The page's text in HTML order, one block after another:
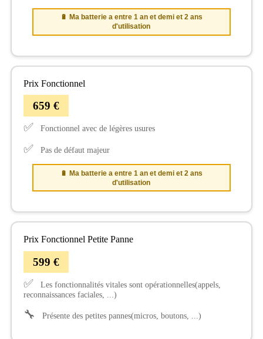
🔋 Ma batterie a entre 1 an et demi et 2 ans
d'utilisation
Prix Fonctionnel
659 €
✅ Fonctionnel avec de légères usures
✅ Pas de défaut majeur
🔋 Ma batterie a entre 1 an et demi et 2 ans
d'utilisation
Prix Fonctionnel Petite Panne
599 €
✅
Les fonctionnalités vitales sont opérationnelles(appels,
reconnaissances faciales, ...)
🔧 Présente des petites pannes(micros, boutons, ...)